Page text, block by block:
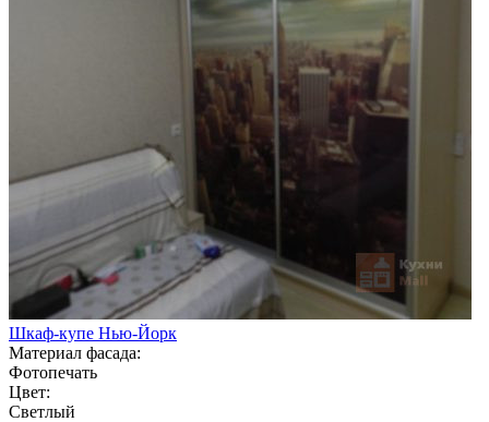
Шкаф-купе Нью-Йорк
Материал фасада:
Фотопечать
Цвет:
Светлый